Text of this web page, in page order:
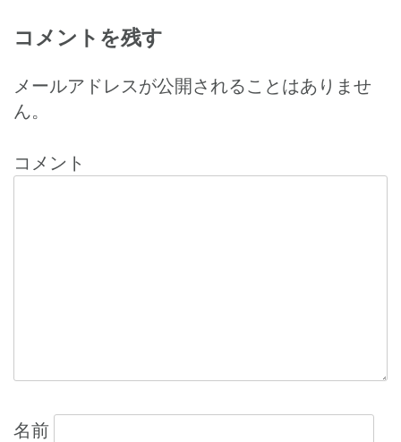
稿
ナ
ビ
ゲ
コメントを残す
メールアドレスが公開されることはありませ
ん。
コメント
名前